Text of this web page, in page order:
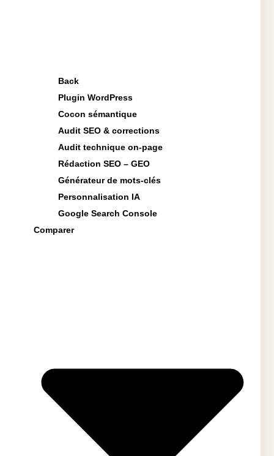
Back
Plugin WordPress
Cocon sémantique
Audit SEO & corrections
Audit technique on-page
Rédaction SEO – GEO
Générateur de mots-clés
Personnalisation IA
Google Search Console
Comparer